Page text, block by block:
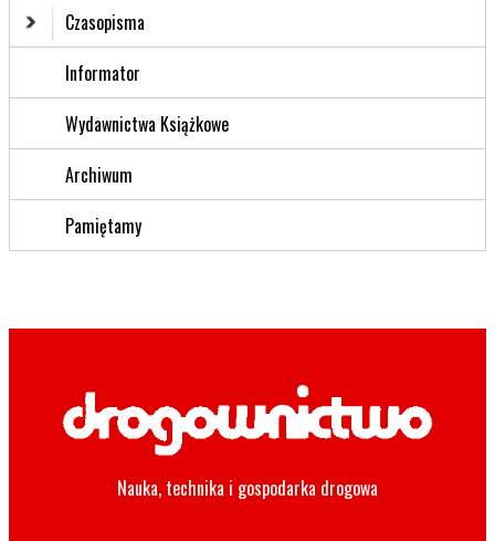
Czasopisma
Informator
Wydawnictwa Książkowe
Archiwum
Pamiętamy
Nauka, technika i gospodarka drogowa